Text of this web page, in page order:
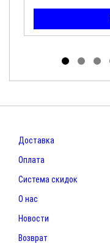
Доставка
Оплата
Система скидок
О нас
Новости
Возврат